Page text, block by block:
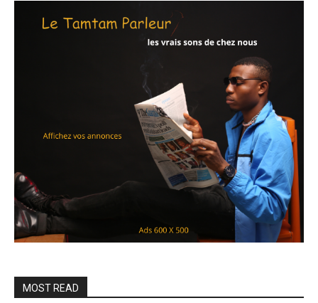
MOST READ